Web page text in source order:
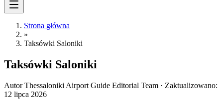
Strona główna
»
Taksówki Saloniki
Taksówki Saloniki
Autor Thessaloniki Airport Guide Editorial Team · Zaktualizowano:
12 lipca 2026